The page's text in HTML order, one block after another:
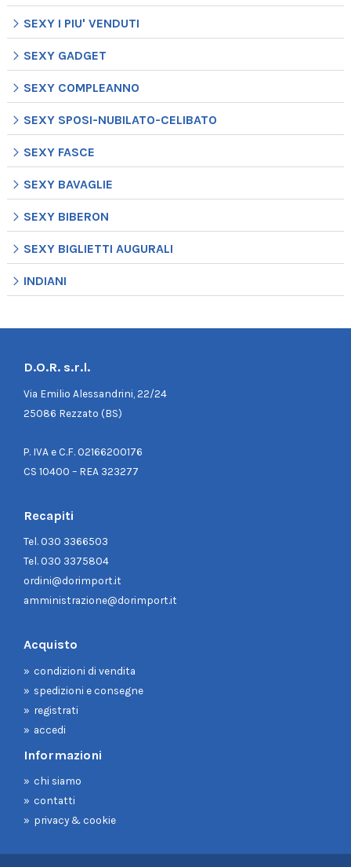
SEXY I PIU' VENDUTI
SEXY GADGET
SEXY COMPLEANNO
SEXY SPOSI-NUBILATO-CELIBATO
SEXY FASCE
SEXY BAVAGLIE
SEXY BIBERON
SEXY BIGLIETTI AUGURALI
INDIANI
D.O.R. s.r.l.
Via Emilio Alessandrini, 22/24
25086 Rezzato (BS)
P. IVA e C.F. 02166200176
CS 10400 – REA 323277
Recapiti
Tel.030 3366503
Tel.030 3375804
ordini@dorimport.it
amministrazione@dorimport.it
Acquisto
condizioni di vendita
spedizioni e consegne
registrati
accedi
Informazioni
chi siamo
contatti
privacy & cookie